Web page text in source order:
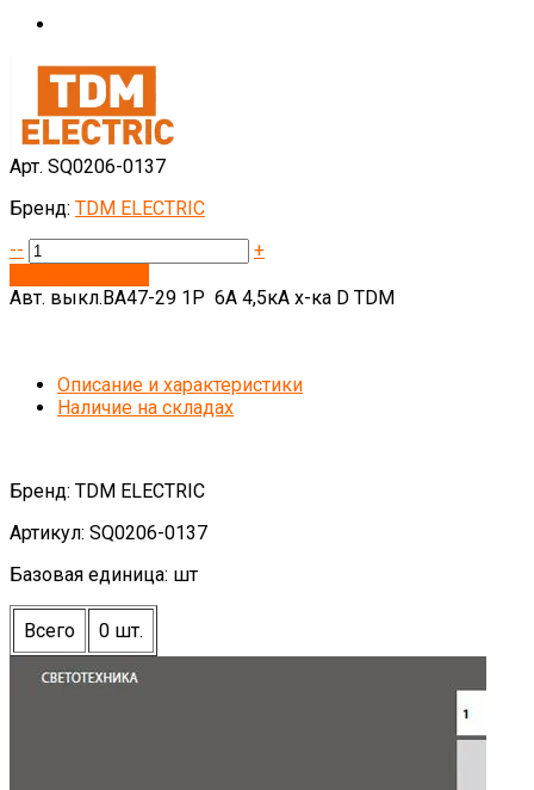
Арт. SQ0206-0137
Бренд: TDM ELECTRIC
--
+
Авт. выкл.ВА47-29 1Р 6А 4,5кА х-ка D TDM
Описание и характеристики
Наличие на складах
Бренд: TDM ELECTRIC
Артикул: SQ0206-0137
Базовая единица: шт
Всего 0 шт.